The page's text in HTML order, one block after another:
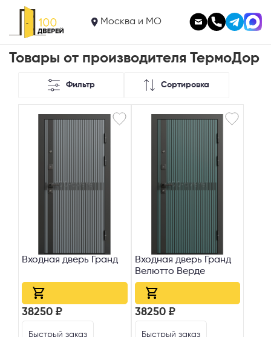
Москва и МО
Товары от производителя ТермоДор
Фильтр Сортировка
Входная дверь Гранд
38250 ₽
Быстрый заказ
Входная дверь Гранд
Велютто Верде
38250 ₽
Быстрый заказ